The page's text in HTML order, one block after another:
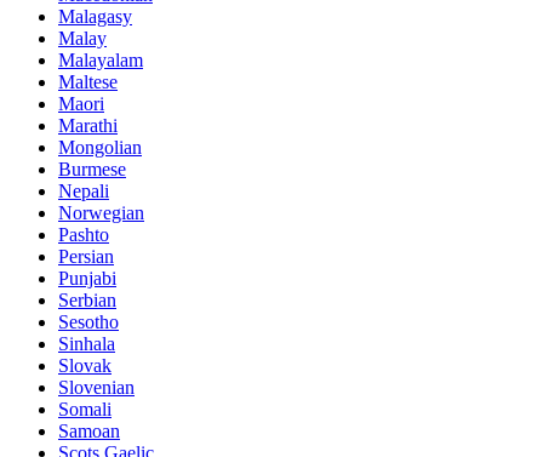
Malagasy
Malay
Malayalam
Maltese
Maori
Marathi
Mongolian
Burmese
Nepali
Norwegian
Pashto
Persian
Punjabi
Serbian
Sesotho
Sinhala
Slovak
Slovenian
Somali
Samoan
Scots Gaelic